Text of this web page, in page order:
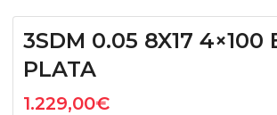
3SDM 0.05 8X17 4×100
PLATA
1.229,00€